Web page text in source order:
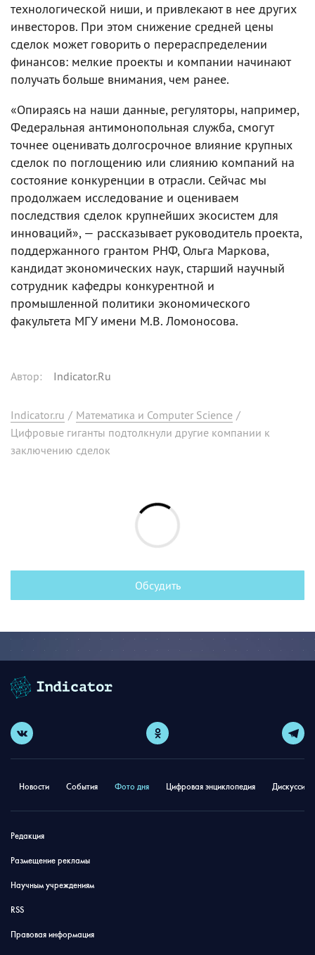
технологической ниши, и привлекают в нее других
инвесторов. При этом снижение средней цены
сделок может говорить о перераспределении
финансов: мелкие проекты и компании начинают
получать больше внимания, чем ранее.
«Опираясь на наши данные, регуляторы, например,
Федеральная антимонопольная служба, смогут
точнее оценивать долгосрочное влияние крупных
сделок по поглощению или слиянию компаний на
состояние конкуренции в отрасли. Сейчас мы
продолжаем исследование и оцениваем
последствия сделок крупнейших экосистем для
инноваций», — рассказывает руководитель проекта,
поддержанного грантом РНФ, Ольга Маркова,
кандидат экономических наук, старший научный
сотрудник кафедры конкурентной и
промышленной политики экономического
факультета МГУ имени М.В. Ломоносова.
Автор: Indicator.Ru
Indicator.ru / Математика и Computer Science /
Цифровые гиганты подтолкнули другие компании к
заключению сделок
Обсудить
Новости События Фото дня Цифровая энциклопедия
Редакция
Размещение рекламы
Научным учреждениям
RSS
Правовая информация